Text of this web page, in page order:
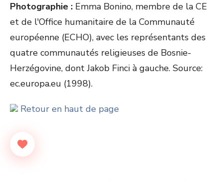
Photographie : Emma Bonino, membre de la CE
et de l'Office humanitaire de la Communauté
européenne (ECHO), avec les représentants des
quatre communautés religieuses de Bosnie-
Herzégovine, dont Jakob Finci à gauche. Source:
ec.europa.eu (1998).
Retour en haut de page